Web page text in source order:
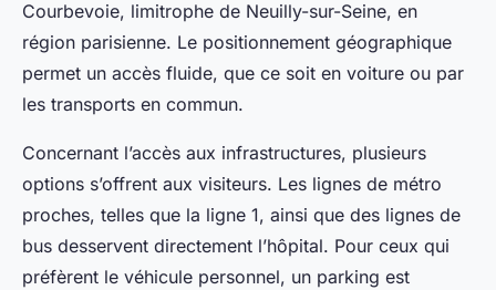
Courbevoie, limitrophe de Neuilly-sur-Seine, en
région parisienne. Le positionnement géographique
permet un accès fluide, que ce soit en voiture ou par
les transports en commun.
Concernant l’accès aux infrastructures, plusieurs
options s’offrent aux visiteurs. Les lignes de métro
proches, telles que la ligne 1, ainsi que des lignes de
bus desservent directement l’hôpital. Pour ceux qui
préfèrent le véhicule personnel, un parking est